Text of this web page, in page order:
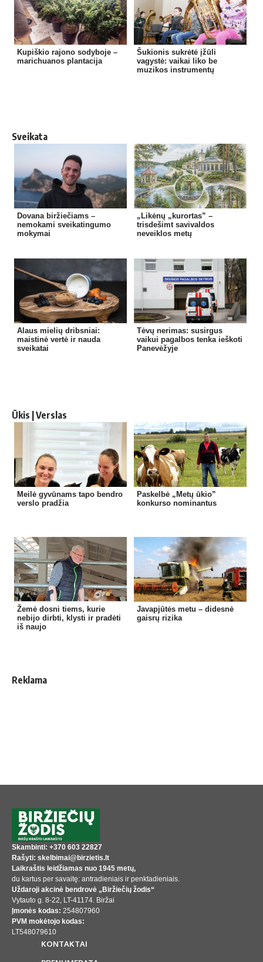
Kupiškio rajono sodyboje –
marichuanos plantacija
Šukionis sukrėtė įžūli
vagystė: vaikai liko be
muzikos instrumentų
Sveikata
Dovana biržiečiams –
nemokami sveikatingumo
mokymai
„Likėnų „kurortas” –
trisdešimt savivaldos
neveiklos metų
Alaus mielių dribsniai:
maistinė vertė ir nauda
sveikatai
Tėvų nerimas: susirgus
vaikui pagalbos tenka ieškoti
Panevėžyje
Ūkis | Verslas
Meilė gyvūnams tapo bendro
verslo pradžia
Paskelbė „Metų ūkio”
konkurso nominantus
Žemė dosni tiems, kurie
nebijo dirbti, klysti ir pradėti
iš naujo
Javapjūtės metu – didesnė
gaisrų rizika
Reklama
Skambinti: +370 603 22827
Rašyti: skelbimai@birzietis.lt
Laikraštis leidžiamas nuo 1945 metų,
du kartus per savaitę: antradieniais ir penktadieniais.
Uždaroji akcinė bendrovė „Biržiečių žodis“
Vytauto g. 8-22, LT-41174. Biržai
Įmonės kodas: 254807960
PVM mokėtojo kodas:
LT548079610
KONTAKTAI